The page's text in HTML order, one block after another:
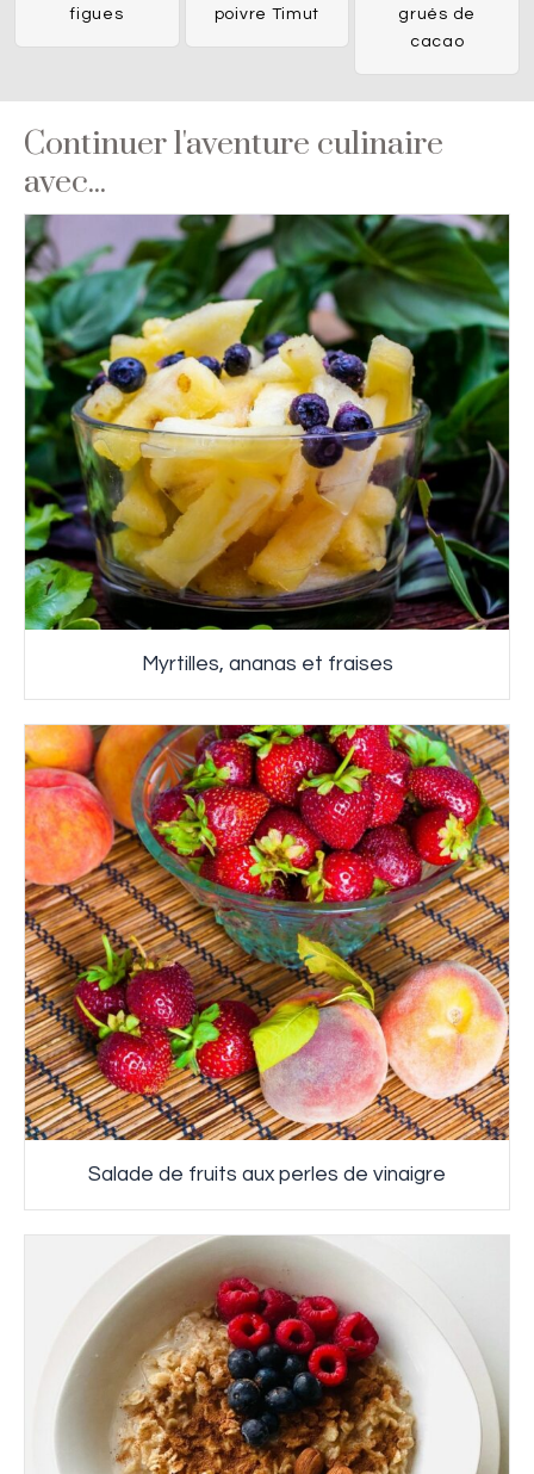
figues
poivre Timut
grués de
cacao
Continuer l'aventure culinaire
avec...
Myrtilles, ananas et fraises
Salade de fruits aux perles de vinaigre